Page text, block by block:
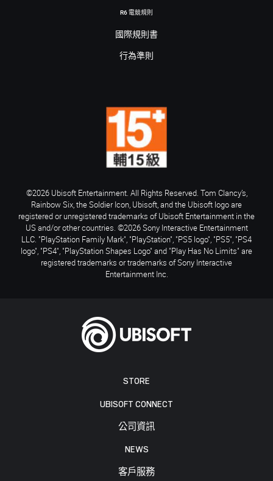
STORE
UBISOFT CONNECT
公司資訊
NEWS
客戶服務
R6 電競規則
國際規則書
行為準則
©2026 Ubisoft Entertainment. All Rights Reserved. Tom Clancy’s,
Rainbow Six, the Soldier Icon, Ubisoft, and the Ubisoft logo are
registered or unregistered trademarks of Ubisoft Entertainment in the
US and/or other countries. ©2026 Sony Interactive Entertainment
LLC. "PlayStation Family Mark", "PlayStation", "PS5 logo", "PS5", "PS4
logo", "PS4", "PlayStation Shapes Logo" and "Play Has No Limits" are
registered trademarks or trademarks of Sony Interactive
Entertainment Inc.